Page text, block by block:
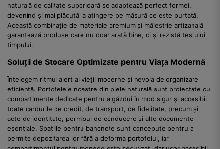
naturală de calitate superioară se adaptează perfect formei,
devenind și mai plăcută la atingere pe măsură ce este purtată.
Această combinație de materiale premium și măiestrie artizanală
garantează produse care nu doar arată bine, ci și rezistă testului
timpului.
Soluții de Stocare Optimizate pentru Viața Modernă
Înțelegem ritmul alert al vieții moderne și nevoia de organizare
eficientă. Portofelele noastre din piele naturală sunt proiectate cu
compartimente dedicate pentru a găzdui în mod sigur și accesibil
toate cardurile de credit, de transport, de fidelitate, precum și
acte de identitate, permisul de conducere și alte documente
esențiale. Spațiile pentru bancnote sunt concepute pentru a
permite depozitarea lor fără a deforma portofelul, iar